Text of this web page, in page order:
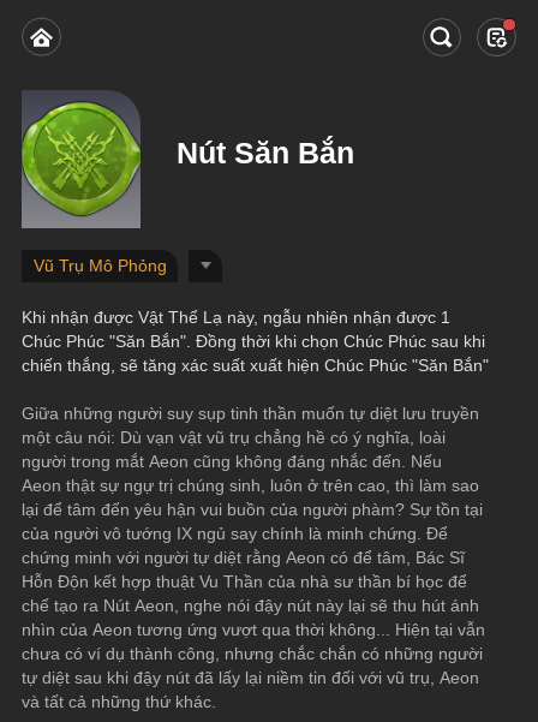
Nút Săn Bắn
Vũ Trụ Mô Phỏng
Khi nhận được Vật Thể Lạ này, ngẫu nhiên nhận được 1
Chúc Phúc "Săn Bắn". Đồng thời khi chọn Chúc Phúc sau khi
chiến thắng, sẽ tăng xác suất xuất hiện Chúc Phúc "Săn Bắn"
Giữa những người suy sụp tinh thần muốn tự diệt lưu truyền
một câu nói: Dù vạn vật vũ trụ chẳng hề có ý nghĩa, loài
người trong mắt Aeon cũng không đáng nhắc đến. Nếu
Aeon thật sự ngự trị chúng sinh, luôn ở trên cao, thì làm sao
lại để tâm đến yêu hận vui buồn của người phàm? Sự tồn tại
của người vô tướng IX ngủ say chính là minh chứng. Để
chứng minh với người tự diệt rằng Aeon có để tâm, Bác Sĩ
Hỗn Độn kết hợp thuật Vu Thần của nhà sư thần bí học để
chế tạo ra Nút Aeon, nghe nói đậy nút này lại sẽ thu hút ánh
nhìn của Aeon tương ứng vượt qua thời không... Hiện tại vẫn
chưa có ví dụ thành công, nhưng chắc chắn có những người
tự diệt sau khi đậy nút đã lấy lại niềm tin đối với vũ trụ, Aeon
và tất cả những thứ khác.